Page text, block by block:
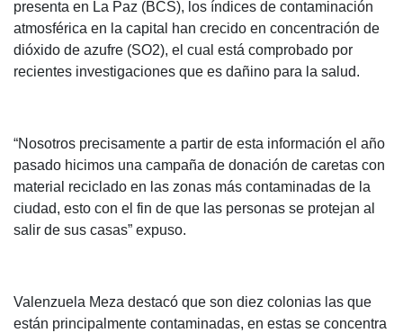
presenta en La Paz (BCS), los índices de contaminación
atmosférica en la capital han crecido en concentración de
dióxido de azufre (SO2), el cual está comprobado por
recientes investigaciones que es dañino para la salud.
“Nosotros precisamente a partir de esta información el año
pasado hicimos una campaña de donación de caretas con
material reciclado en las zonas más contaminadas de la
ciudad, esto con el fin de que las personas se protejan al
salir de sus casas” expuso.
Valenzuela Meza destacó que son diez colonias las que
están principalmente contaminadas, en estas se concentra